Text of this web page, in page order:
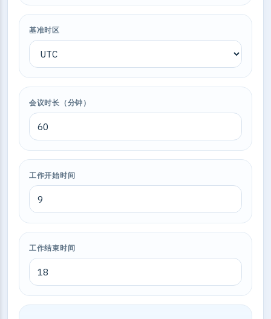
基准时区
会议时长（分钟）
工作开始时间
工作结束时间